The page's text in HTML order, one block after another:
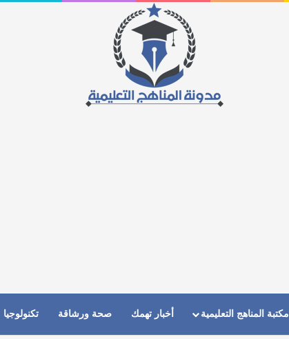
مكتبة المناهج التعليمية أخبار تهمك صحة ورشاقة تكنولوجيا